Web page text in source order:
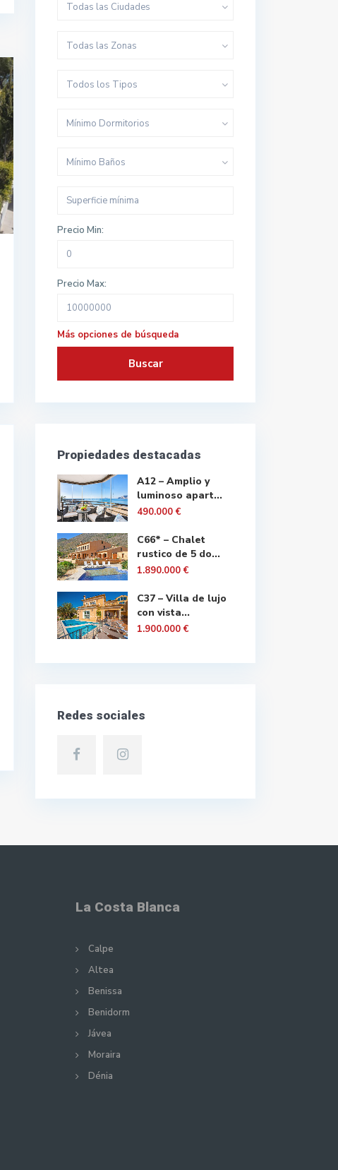
Todas las Ciudades
Todas las Zonas
Todos los Tipos
Mínimo Dormitorios
Mínimo Baños
Precio Min:
Precio Max:
Más opciones de búsqueda
Buscar
Propiedades destacadas
A12 – Amplio y
luminoso apart...
490.000 €
C66* – Chalet
rustico de 5 do...
1.890.000 €
C37 – Villa de lujo
con vista...
1.900.000 €
Redes sociales
La Costa Blanca
Calpe
Altea
Benissa
Benidorm
Jávea
Moraira
Dénia